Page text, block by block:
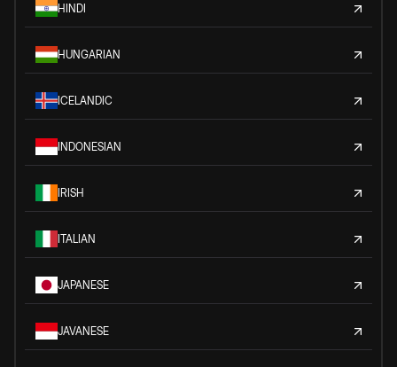
HINDI
HUNGARIAN
ICELANDIC
INDONESIAN
IRISH
ITALIAN
JAPANESE
JAVANESE